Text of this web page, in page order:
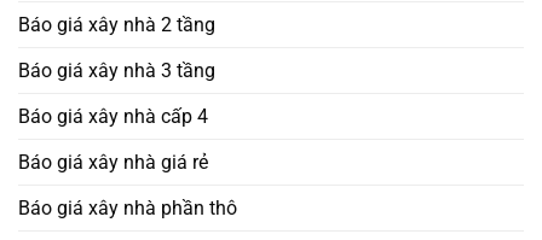
Báo giá xây nhà 2 tầng
Báo giá xây nhà 3 tầng
Báo giá xây nhà cấp 4
Báo giá xây nhà giá rẻ
Báo giá xây nhà phần thô